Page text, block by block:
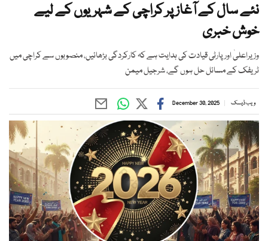
نئے سال کے آغاز پر کراچی کے شہریوں کے لیے
خوش خبری
وزیراعلیٰ اور پارٹی قیادت کی ہدایت ہے کہ کارکردگی بڑھائیں، منصوبوں سے کراچی میں
ٹریفک کے مسائل حل ہوں گے، شرجیل میمن
ویب ڈیسک December 30, 2025